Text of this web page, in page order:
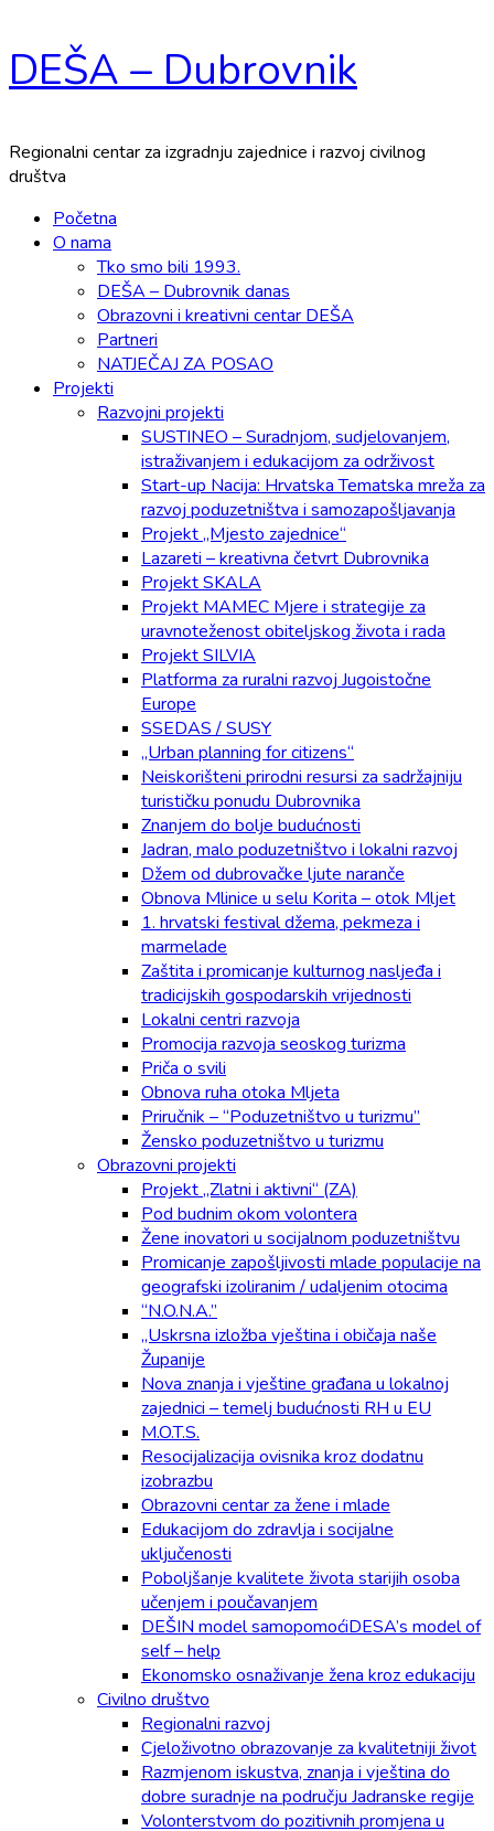
Skip
to
DEŠA – Dubrovnik
Regionalni centar za izgradnju zajednice i razvoj civilnog
društva
Primary
Menu
Početna
O nama
Tko smo bili 1993.
DEŠA – Dubrovnik danas
Obrazovni i kreativni centar DEŠA
Partneri
NATJEČAJ ZA POSAO
Projekti
Razvojni projekti
SUSTINEO – Suradnjom, sudjelovanjem,
istraživanjem i edukacijom za održivost
Start-up Nacija: Hrvatska Tematska mreža za
razvoj poduzetništva i samozapošljavanja
Projekt „Mjesto zajednice“
Lazareti – kreativna četvrt Dubrovnika
Projekt SKALA
Projekt MAMEC Mjere i strategije za
uravnoteženost obiteljskog života i rada
Projekt SILVIA
Platforma za ruralni razvoj Jugoistočne
Europe
SSEDAS / SUSY
„Urban planning for citizens“
Neiskorišteni prirodni resursi za sadržajniju
turističku ponudu Dubrovnika
Znanjem do bolje budućnosti
Jadran, malo poduzetništvo i lokalni razvoj
Džem od dubrovačke ljute naranče
Obnova Mlinice u selu Korita – otok Mljet
1. hrvatski festival džema, pekmeza i
marmelade
Zaštita i promicanje kulturnog nasljeđa i
tradicijskih gospodarskih vrijednosti
Lokalni centri razvoja
Promocija razvoja seoskog turizma
Priča o svili
Obnova ruha otoka Mljeta
Priručnik – “Poduzetništvo u turizmu”
Žensko poduzetništvo u turizmu
Obrazovni projekti
Projekt „Zlatni i aktivni“ (ZA)
Pod budnim okom volontera
Žene inovatori u socijalnom poduzetništvu
Promicanje zapošljivosti mlade populacije na
geografski izoliranim / udaljenim otocima
“N.O.N.A.”
„Uskrsna izložba vještina i običaja naše
Županije
Nova znanja i vještine građana u lokalnoj
zajednici – temelj budućnosti RH u EU
M.O.T.S.
Resocijalizacija ovisnika kroz dodatnu
izobrazbu
Obrazovni centar za žene i mlade
Edukacijom do zdravlja i socijalne
uključenosti
Poboljšanje kvalitete života starijih osoba
učenjem i poučavanjem
DEŠIN model samopomoćiDESA’s model of
self – help
Ekonomsko osnaživanje žena kroz edukaciju
Civilno društvo
Regionalni razvoj
Cjeloživotno obrazovanje za kvalitetniji život
Razmjenom iskustva, znanja i vještina do
dobre suradnje na području Jadranske regije
Volonterstvom do pozitivnih promjena u